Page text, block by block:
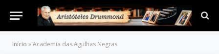
Início »Academia das Agulhas Negras